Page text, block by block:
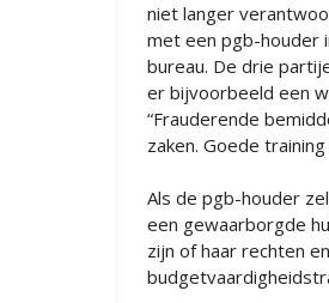
niet langer
met een pgb-houder
bureau. De drie
er bijvoorbeeld een
“Frauderende
zaken. Goede
Als de pgb-houder
een gewaarborgde
zijn of haar rechten